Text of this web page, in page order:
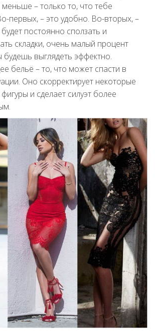
– только то, что тебе
первых, – это удобно. Во-вторых, –
постоянно сползать и
складки, очень малый процент
будешь выглядеть эффектно.
бельё – то, что может спасти в
Оно скорректирует некоторые
и сделает силуэт более